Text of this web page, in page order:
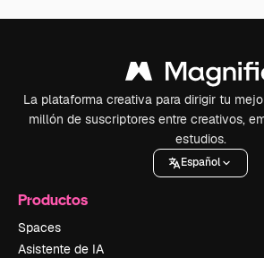
La plataforma creativa para dirigir tu
millón de suscriptores entre creativos,
estudios.
Español
Productos
Spaces
Asistente de IA